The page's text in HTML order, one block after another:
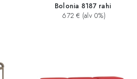
Bolonia 8187 rahi
672 € (alv 0%)